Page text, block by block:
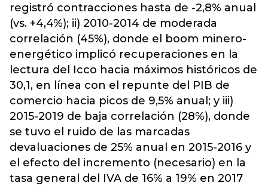
registró contracciones hasta de -2,8% anual
(vs. +4,4%); ii) 2010-2014 de moderada
correlación (45%), donde el boom minero-
energético implicó recuperaciones en la
lectura del Icco hacia máximos históricos de
30,1, en línea con el repunte del PIB de
comercio hacia picos de 9,5% anual; y iii)
2015-2019 de baja correlación (28%), donde
se tuvo el ruido de las marcadas
devaluaciones de 25% anual en 2015-2016 y
el efecto del incremento (necesario) en la
tasa general del IVA de 16% a 19% en 2017